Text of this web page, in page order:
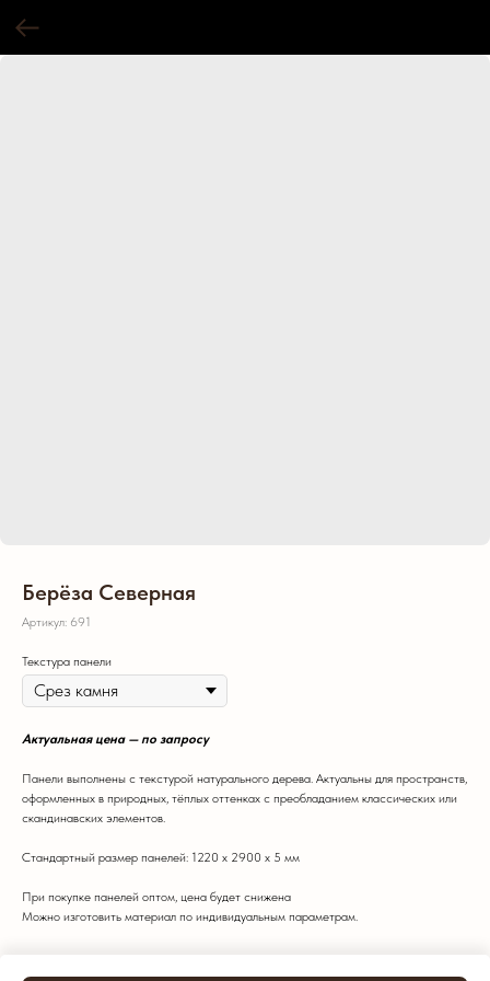
Берёза Северная
Артикул: 691
Текстура панели
Актуальная цена — по запросу
Панели выполнены с текстурой натурального дерева. Актуальны для пространств,
оформленных в природных, тёплых оттенках с преобладанием классических или
скандинавских элементов.
Стандартный размер панелей: 1220 х 2900 х 5 мм
При покупке панелей оптом, цена будет снижена
Можно изготовить материал по индивидуальным параметрам.
Цвет: Темный